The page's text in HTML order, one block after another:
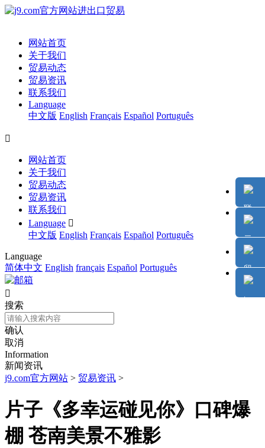
网站首页
关于我们
贸易动态
贸易资讯
联系我们
Language
中文版 English Français Español Português

网站首页
关于我们
贸易动态
贸易资讯
联系我们
Language 
中文版 English Français Español Português
Language
简体中文 English français Español Português

搜索
确认
取消
Information
新闻资讯
j9.com官方网站 > 贸易资讯 >
片子《多幸运碰见你》口碑爆
棚 苍南美景不雅影